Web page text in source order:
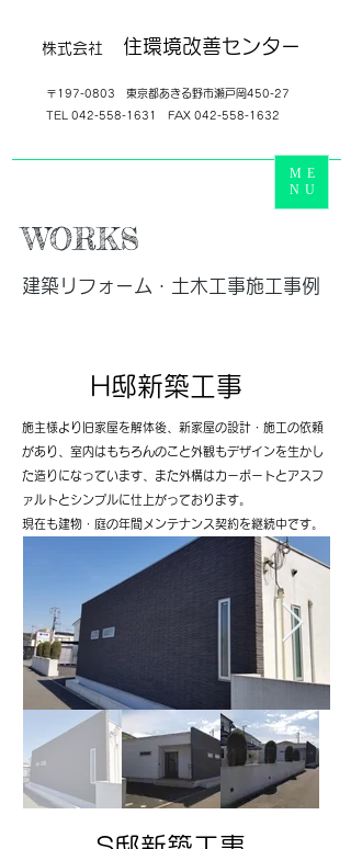
株式会社 住環境改善センター
​〒197-0803 東京都あきる野市瀬戸岡450-27
TEL 042-558-1631 FAX 042-558-1632
ME
NU
WORKS
建築リフォーム・土木工事施工事例
H邸新築工事
​施主様より旧家屋を解体後、新家屋の設計・施工の依頼
があり、室内はもちろんのこと外観もデザインを生かし
た造りになっています、また外構はカーポートとアスフ
ァルトとシンプルに仕上がっております。
​現在も建物・庭の年間メンテナンス契約を継続中です。